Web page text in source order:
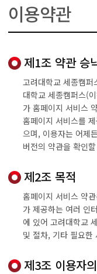
이용약관
제1조 약관 승
고려대학교 세종캠
대학교 세종캠퍼스(
가 홈페이지 서비스
홈페이지 서비스를
으며, 이용자는 어제
버전의 약관을 확인
제2조 목적
홈페이지 서비스 약
가 제공하는 여러 인
에 있어 고려대학교
및 절차, 기타 필요한
제3조 이용자